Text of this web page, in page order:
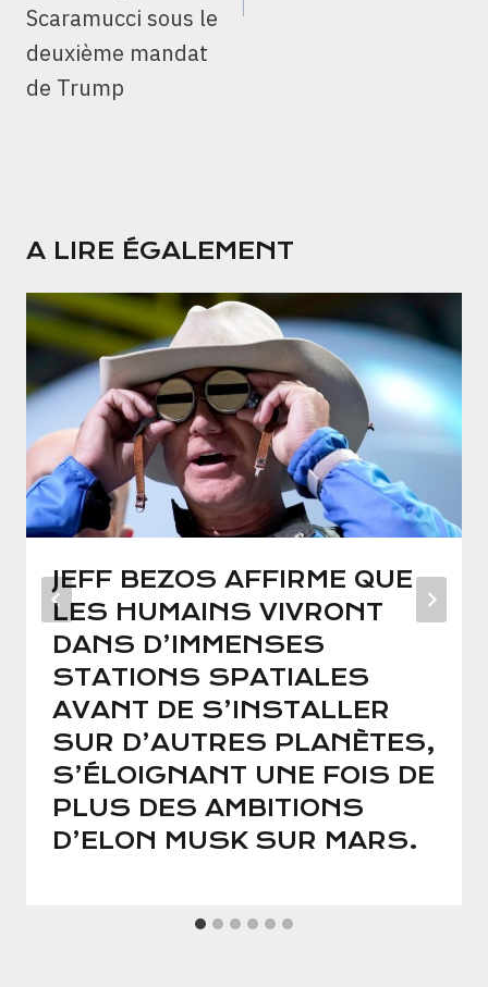
Scaramucci sous le
deuxième mandat
de Trump
A LIRE ÉGALEMENT
JEFF BEZOS AFFIRME QUE
LES HUMAINS VIVRONT
DANS D’IMMENSES
STATIONS SPATIALES
AVANT DE S’INSTALLER
SUR D’AUTRES PLANÈTES,
S’ÉLOIGNANT UNE FOIS DE
PLUS DES AMBITIONS
D’ELON MUSK SUR MARS.